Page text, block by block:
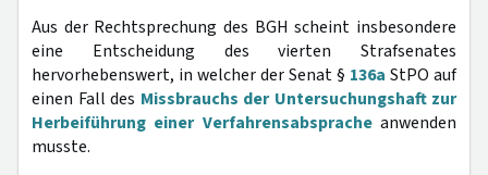
Aus der Rechtsprechung des BGH scheint insbesondere
eine Entscheidung des vierten Strafsenates
hervorhebenswert, in welcher der Senat § 136a StPO auf
einen Fall des Missbrauchs der Untersuchungshaft zur
Herbeiführung einer Verfahrensabspracheanwenden
musste.